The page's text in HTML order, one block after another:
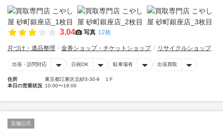
3.04 写真 12枚
片づけ・遺品整理 金券ショップ・チケットショップ リサイクルショップ
出張・訪問対応 日祝OK 駐車場有 出張買取
住所
東京都江東区北砂3-30-9 １F
本日の営業状況 10:00〜19:00
店舗公式